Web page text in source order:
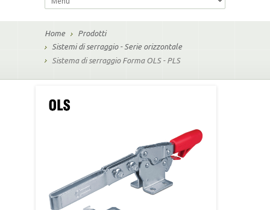
Home
Prodotti
Sistemi di serraggio - Serie orizzontale
Sistema di serraggio Forma OLS - PLS